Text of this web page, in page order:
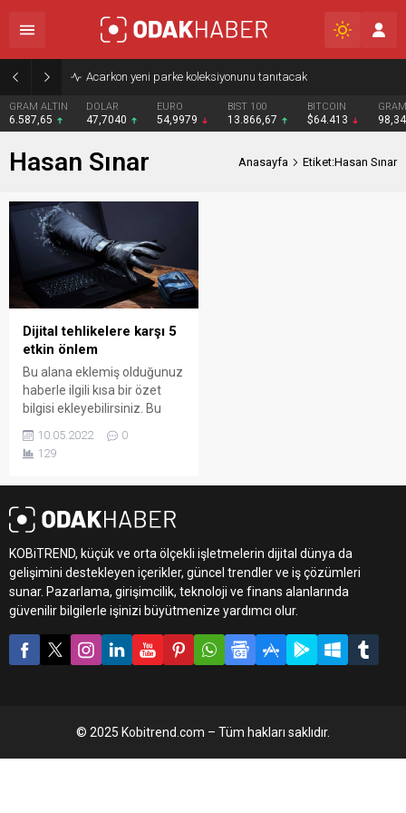
Acarkon yeni parke koleksiyonunu tanıtacak
GRAM ALTIN
6.587,65
DOLAR
47,7040
EURO
54,9979
BIST 100
13.866,67
BITCOIN
$64.413
Hasan Sınar Anasayfa Etiket:Hasan Sınar
Dijital tehlikelere karşı 5
etkin önlem
Bu alana eklemiş olduğunuz
haberle ilgili kısa bir özet
bilgisi ekleyebilirsiniz. Bu
sayfasında "Özet"
bölümünden eklenebilir.
şekilde gösterilir,
eklenmemişse bu alan boş
kalır.
10.05.2022
0
129
KOBiTREND, küçük ve orta ölçekli işletmelerin dijital dünya da
gelişimini destekleyen içerikler, güncel trendler ve iş çözümleri
sunar. Pazarlama, girişimcilik, teknoloji ve finans alanlarında
güvenilir bilgilerle işinizi büyütmenize yardımcı olur.
© 2025 Kobitrend.com – Tüm hakları saklıdır.